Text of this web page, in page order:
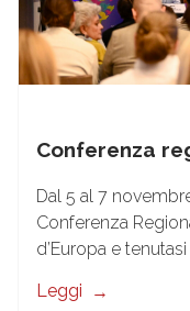
Conferenza
Dal 5 al 7
Conferenza
d’Europa e
Leggi